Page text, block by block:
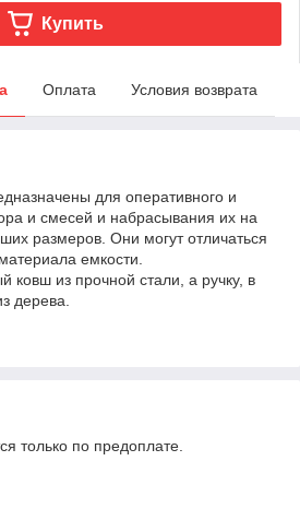
Купить
Оплата Условия возврата
для оперативного и
и смесей и набрасывания их на
размеров. Они могут отличаться
емкости.
ковш из прочной стали, а ручку, в
дерева.
только по предоплате.